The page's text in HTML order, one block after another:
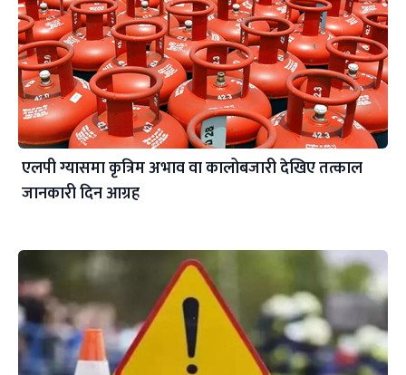
एलपी ग्यासमा कृत्रिम अभाव वा कालोबजारी देखिए तत्काल
जानकारी दिन आग्रह